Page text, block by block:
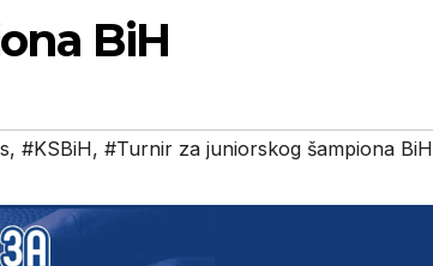
BiH
, #KSBiH, #Turnir za juniorskog šampiona BiH